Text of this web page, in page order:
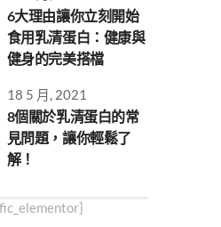
6大理由讓你立刻開始
食用乳清蛋白：健康與
健身的完美搭檔
18 5 月, 2021
8個關於乳清蛋白的常
見問題，讓你輕鬆了
解！